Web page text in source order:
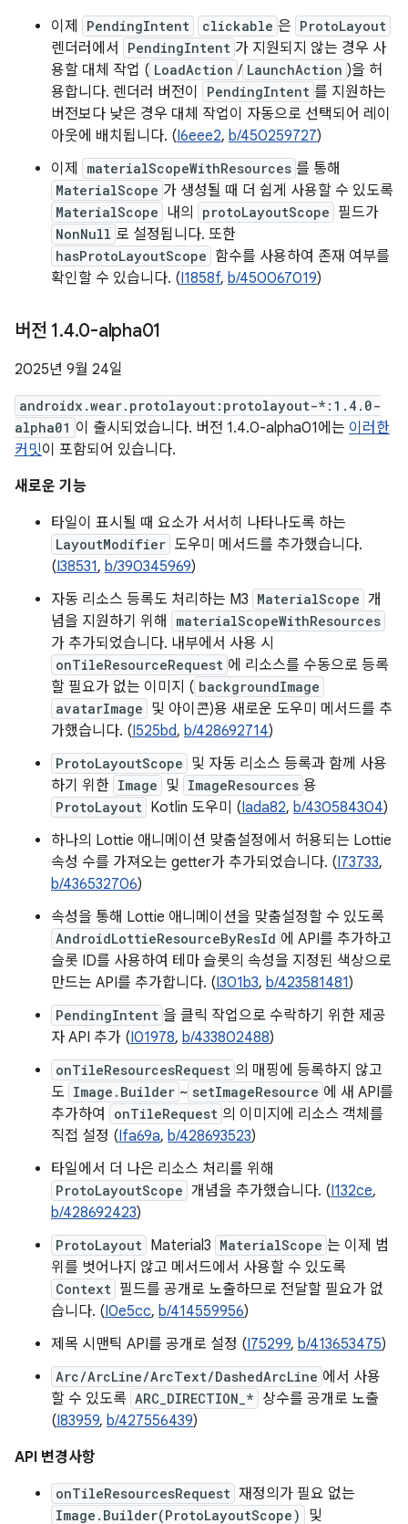
이제
PendingIntent clickable 은 ProtoLayout
렌더러에서 PendingIntent 가 지원되지 않는 경우 사
용할 대체 작업 ( LoadAction / LaunchAction )을 허
용합니다. 렌더러 버전이
PendingIntent 를 지원하는
버전보다 낮은 경우 대체 작업이 자동으로 선택되어 레이
아웃에 배치됩니다. (I6eee2, b/450259727)
이제
materialScopeWithResources 를 통해
MaterialScope 가 생성될 때 더 쉽게 사용할 수 있도록
MaterialScope 내의 protoLayoutScope 필드가
NonNull 로 설정됩니다. 또한
hasProtoLayoutScope 함수를 사용하여 존재 여부를
확인할 수 있습니다. (I1858f, b/450067019)
버전 1.4.0-alpha01
2025년 9월 24일
androidx.wear.protolayout:protolayout-*:1.4.0-
alpha01 이 출시되었습니다. 버전 1.4.0-alpha01에는 이러한
커밋이 포함되어 있습니다.
새로운 기능
타일이 표시될 때 요소가 서서히 나타나도록 하는
LayoutModifier 도우미 메서드를 추가했습니다.
(I38531, b/390345969)
자동 리소스 등록도 처리하는 M3 MaterialScope 개
념을 지원하기 위해
materialScopeWithResources
가 추가되었습니다. 내부에서 사용 시
onTileResourceRequest 에 리소스를 수동으로 등록
할 필요가 없는 이미지 ( backgroundImage
avatarImage 및 아이콘)용 새로운 도우미 메서드를 추
가했습니다. (I525bd, b/428692714)
ProtoLayoutScope 및 자동 리소스 등록과 함께 사용
하기 위한 Image 및 ImageResources 용
ProtoLayout Kotlin 도우미 (Iada82, b/430584304)
하나의 Lottie 애니메이션 맞춤설정에서 허용되는 Lottie
속성 수를 가져오는 getter가 추가되었습니다. (I73733,
b/436532706)
속성을 통해 Lottie 애니메이션을 맞춤설정할 수 있도록
AndroidLottieResourceByResId 에 API를 추가하고
슬롯 ID를 사용하여 테마 슬롯의 속성을 지정된 색상으로
만드는 API를 추가합니다. (I301b3, b/423581481)
PendingIntent 을 클릭 작업으로 수락하기 위한 제공
자 API 추가 (I01978, b/433802488)
onTileResourcesRequest 의 매핑에 등록하지 않고
도 Image.Builder ~ setImageResource 에 새 API를
추가하여
onTileRequest 의 이미지에 리소스 객체를
직접 설정 (Ifa69a, b/428693523)
타일에서 더 나은 리소스 처리를 위해
ProtoLayoutScope 개념을 추가했습니다. (I132ce,
b/428692423)
ProtoLayout Material3 MaterialScope 는 이제 범
위를 벗어나지 않고 메서드에서 사용할 수 있도록
Context 필드를 공개로 노출하므로 전달할 필요가 없
습니다. (I0e5cc, b/414559956)
제목 시맨틱 API를 공개로 설정 (I75299, b/413653475)
Arc/ArcLine/ArcText/DashedArcLine 에서 사용
할 수 있도록 ARC_DIRECTION_* 상수를 공개로 노출
(I83959, b/427556439)
API 변경사항
onTileResourcesRequest 재정의가 필요 없는
Image.Builder(ProtoLayoutScope) 및